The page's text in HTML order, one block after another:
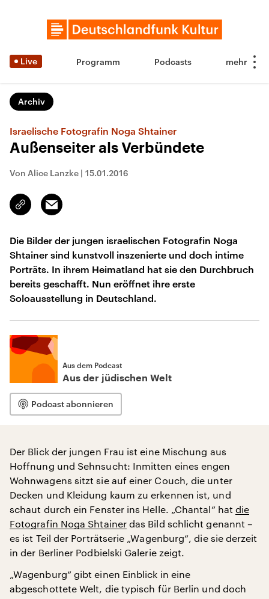
Live Programm Podcasts
Archiv
Israelische Fotografin Noga Shtainer
Außenseiter als Verbündete
Von Alice Lanzke | 15.01.2016
Link
kopieren/teilen
Email
Die Bilder der jungen israelischen Fotografin Noga
Shtainer sind kunstvoll inszenierte und doch intime
Porträts. In ihrem Heimatland hat sie den Durchbruch
bereits geschafft. Nun eröffnet ihre erste
Soloausstellung in Deutschland.
Aus dem Podcast
Aus der jüdischen Welt
Podcast abonnieren
Der Blick der jungen Frau ist eine Mischung aus
Hoffnung und Sehnsucht: Inmitten eines engen
Wohnwagens sitzt sie auf einer Couch, die unter
Decken und Kleidung kaum zu erkennen ist, und
schaut durch ein Fenster ins Helle. „Chantal“ hat die
Fotografin Noga Shtainerdas Bild schlicht genannt –
es ist Teil der Porträtserie „Wagenburg“, die sie derzeit
in der Berliner Podbielski Galerie zeigt.
„Wagenburg“ gibt einen Einblick in eine
abgeschottete Welt, die typisch für Berlin und doch